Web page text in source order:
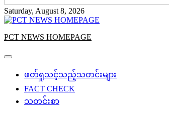
Saturday, August 8, 2026
PCT NEWS HOMEPAGE
ဖတ်ရှုသင့်သည့်သတင်းများ
FACT CHECK
သတင်းစာ